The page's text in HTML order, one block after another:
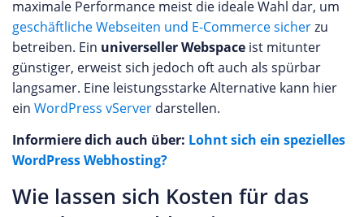
maximale Performance meist die ideale Wahl dar, um
geschäftliche Webseiten und E-Commerce sicherzu
betreiben. Ein universeller Webspace ist mitunter
günstiger, erweist sich jedoch oft auch als spürbar
langsamer. Eine leistungsstarke Alternative kann hier
ein WordPress vServer darstellen.
Informiere dich auch über: Lohnt sich ein spezielles
WordPress Webhosting?
Wie lassen sich Kosten für das